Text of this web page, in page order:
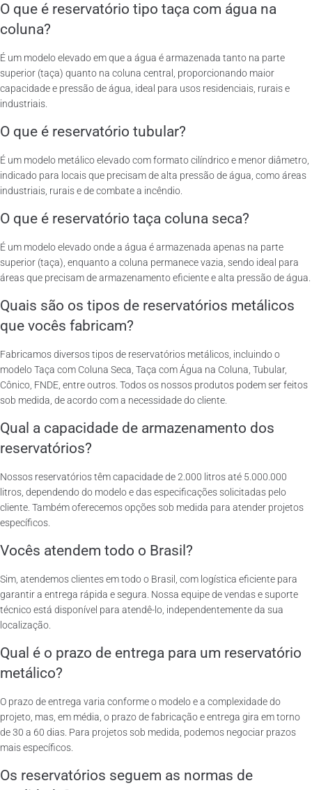
O que é reservatório tipo taça com água na
coluna?
É um modelo elevado em que a água é armazenada tanto na parte
superior (taça) quanto na coluna central, proporcionando maior
capacidade e pressão de água, ideal para usos residenciais, rurais e
industriais.
O que é reservatório tubular?
É um modelo metálico elevado com formato cilíndrico e menor diâmetro,
indicado para locais que precisam de alta pressão de água, como áreas
industriais, rurais e de combate a incêndio.
O que é reservatório taça coluna seca?
É um modelo elevado onde a água é armazenada apenas na parte
superior (taça), enquanto a coluna permanece vazia, sendo ideal para
áreas que precisam de armazenamento eficiente e alta pressão de água.
Quais são os tipos de reservatórios metálicos
que vocês fabricam?
Fabricamos diversos tipos de reservatórios metálicos, incluindo o
modelo Taça com Coluna Seca, Taça com Água na Coluna, Tubular,
Cônico, FNDE, entre outros. Todos os nossos produtos podem ser feitos
sob medida, de acordo com a necessidade do cliente.
Qual a capacidade de armazenamento dos
reservatórios?
Nossos reservatórios têm capacidade de 2.000 litros até 5.000.000
litros, dependendo do modelo e das especificações solicitadas pelo
cliente. Também oferecemos opções sob medida para atender projetos
específicos.
Vocês atendem todo o Brasil?
Sim, atendemos clientes em todo o Brasil, com logística eficiente para
garantir a entrega rápida e segura. Nossa equipe de vendas e suporte
técnico está disponível para atendê-lo, independentemente da sua
localização.
Qual é o prazo de entrega para um reservatório
metálico?
O prazo de entrega varia conforme o modelo e a complexidade do
projeto, mas, em média, o prazo de fabricação e entrega gira em torno
de 30 a 60 dias. Para projetos sob medida, podemos negociar prazos
mais específicos.
Os reservatórios seguem as normas de